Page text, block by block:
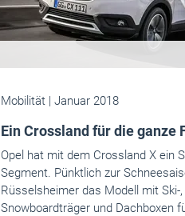
Mobilität | Januar 2018
Ein Crossland für die ganze
Opel hat mit dem Crossland X ein
Segment. Pünktlich zur
Rüsselsheimer das Modell mit Ski-,
Snowboardträger und Dachboxen